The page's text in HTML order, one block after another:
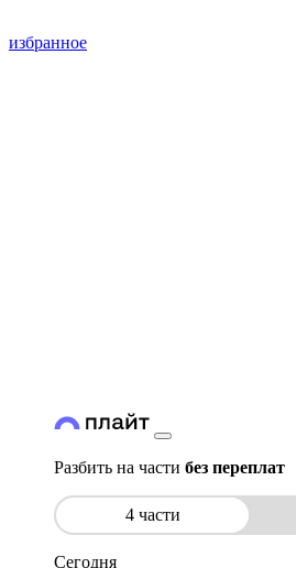
избранное
Разбить на части без переплат
4 части
Сегодня